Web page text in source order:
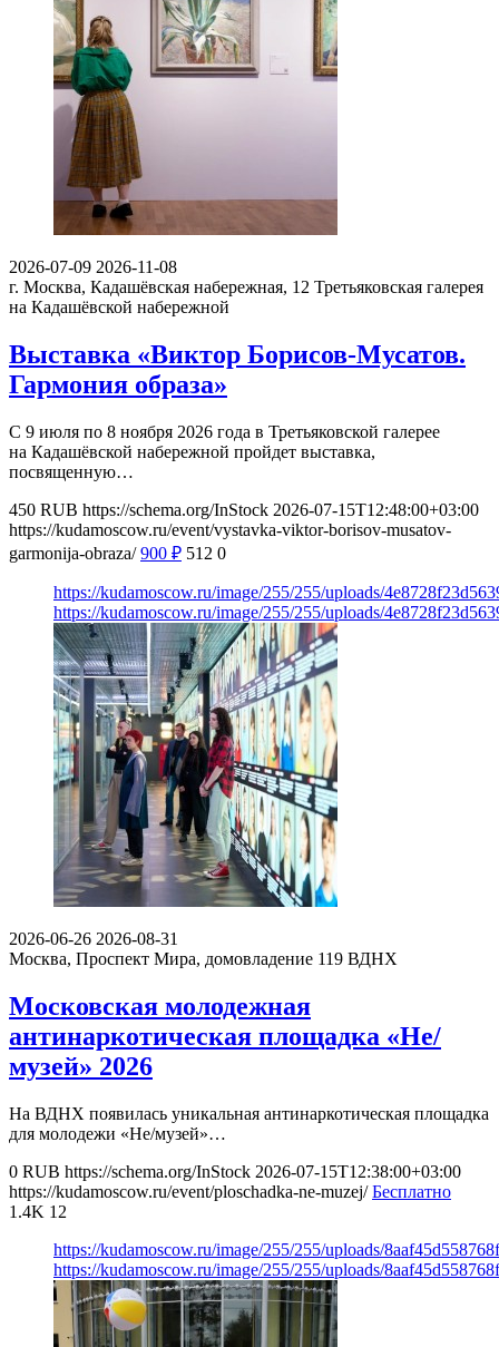
2026-07-09 2026-11-08
г. Москва, Кадашёвская набережная, 12 Третьяковская галерея
на Кадашёвской набережной
Выставка «Виктор Борисов-Мусатов.
Гармония образа»
С 9 июля по 8 ноября 2026 года в Третьяковской галерее
на Кадашёвской набережной пройдет выставка,
посвященную…
450 RUB https://schema.org/InStock 2026-07-15T12:48:00+03:00
https://kudamoscow.ru/event/vystavka-viktor-borisov-musatov-
garmonija-obraza/ 900 ₽ 512 0
https://kudamoscow.ru/image/255/255/uploads/
https://kudamoscow.ru/image/255/255/uploads/
2026-06-26 2026-08-31
Москва, Проспект Мира, домовладение 119 ВДНХ
Московская молодежная
антинаркотическая площадка «Не/
музей» 2026
На ВДНХ появилась уникальная антинаркотическая площадка
для молодежи «Не/музей»…
0 RUB https://schema.org/InStock 2026-07-15T12:38:00+03:00
https://kudamoscow.ru/event/ploschadka-ne-muzej/ Бесплатно
1.4K 12
https://kudamoscow.ru/image/255/255/uploads/
https://kudamoscow.ru/image/255/255/uploads/